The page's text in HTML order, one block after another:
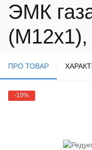
ЭМК
ПРО ТОВАР
-10%